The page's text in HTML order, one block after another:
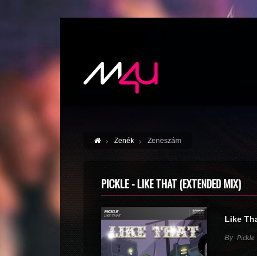
Zenék Zeneszám
PICKLE - LIKE THAT (EXTENDED MIX)
Like
By Pickle